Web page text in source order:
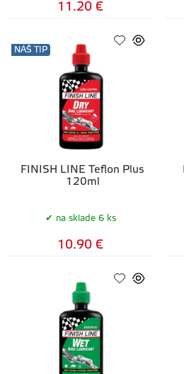
11.20 €
FINISH LINE Teflon Plus
120ml
NÁŠ TIP
na sklade 6 ks
10.90 €